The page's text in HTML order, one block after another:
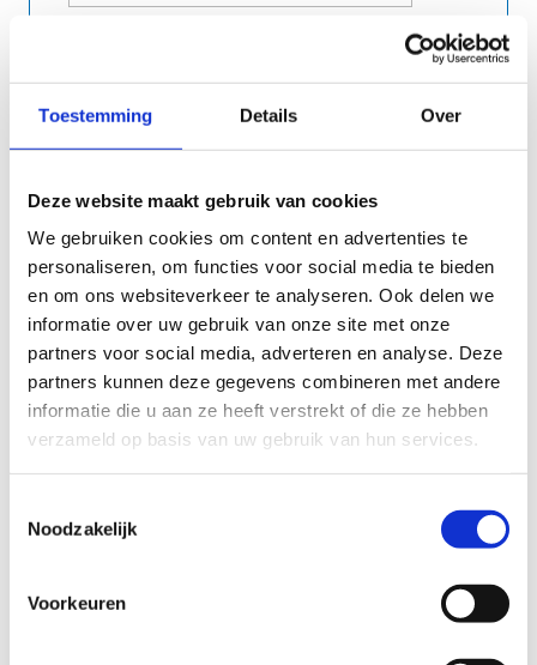
Toestemming Details Over
Deze website maakt gebruik van cookies
We gebruiken cookies om content en advertenties te
personaliseren, om functies voor social media te bieden
en om ons websiteverkeer te analyseren. Ook delen we
informatie over uw gebruik van onze site met onze
partners voor social media, adverteren en analyse. Deze
partners kunnen deze gegevens combineren met andere
informatie die u aan ze heeft verstrekt of die ze hebben
verzameld op basis van uw gebruik van hun services.
Noodzakelijk
Voorkeuren
Gegevens uitstap